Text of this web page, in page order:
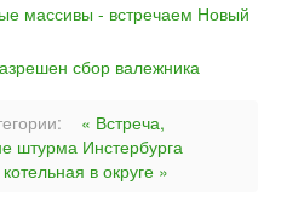
массивы - встречаем Новый
сбор валежника
« Встреча,
штурма Инстербурга
в округе »